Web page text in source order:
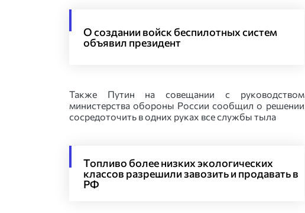
О создании войск беспилотных систем
объявил президент
Также Путин на совещании с руководством
министерства обороны России сообщил о решении
сосредоточить в одних руках все службы тыла
Топливо более низких экологических
классов разрешили завозить и продавать в
РФ